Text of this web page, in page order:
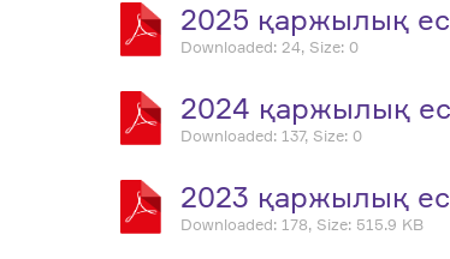
2025 қаржылық
Downloaded: 24, Size: 0
2024 қаржылық
Downloaded: 137, Size: 0
2023 қаржылық
Downloaded: 178, Size: 515.9 KB